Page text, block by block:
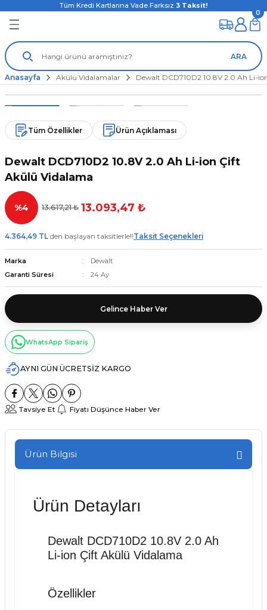
Tüm Kredi Kartlarına Vade Farksız 3 Taksit!
ARA
0
Anasayfa Akülü Vidalamalar Dewalt DCD710D2 10.8V 2.0 Ah Li-
Tüm Özellikler Ürün Açıklaması
Dewalt DCD710D2 10.8V 2.0 Ah Li-ion Çift
Akülü Vidalama
%4 13.617,21 ₺ 13.093,47 ₺
4.364,49 TL den başlayan taksitlerle!!Taksit Seçenekleri
Marka
Dewalt
Garanti Süresi
24 Ay
Gelince Haber Ver
WhatsApp Sipariş
AYNI GÜN ÜCRETSİZ KARGO
Tavsiye Et Fiyatı Düşünce Haber Ver
Ürün Bilgisi
Ürün Detayları
Dewalt DCD710D2 10.8V 2.0 Ah
Li-ion Çift Akülü Vidalama
Özellikler